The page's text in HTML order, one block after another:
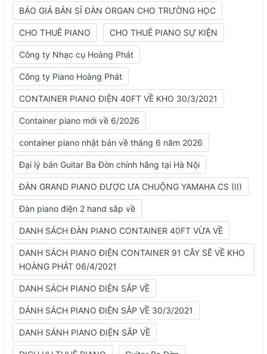
BÁO GIÁ BÁN SỈ ĐÀN ORGAN CHO TRƯỜNG HỌC
CHO THUÊ PIANO CHO THUÊ PIANO SỰ KIỆN
Công ty Nhạc cụ Hoàng Phát
Công ty Piano Hoàng Phát
CONTAINER PIANO ĐIỆN 40FT VỀ KHO 30/3/2021
Container piano mới về 6/2026
container piano nhật bản về tháng 6 năm 2026
Đại lý bán Guitar Ba Đờn chính hãng tại Hà Nội
ĐÀN GRAND PIANO ĐƯỢC ƯA CHUỘNG YAMAHA CS (II)
Đàn piano điện 2 hand sắp về
DANH SÁCH ĐÀN PIANO CONTAINER 40FT VỪA VỀ
DANH SÁCH PIANO ĐIỆN CONTAINER 91 CÂY SẼ VỀ KHO
HOÀNG PHÁT 06/4/2021
DANH SÁCH PIANO ĐIỆN SẮP VỀ
DÁNH SÁCH PIANO ĐIỆN SẮP VỀ 30/3/2021
DANH SÁNH PIANO ĐIỆN SẮP VỀ